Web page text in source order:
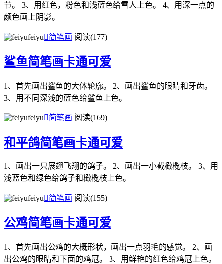
节。 3、用红色，粉色和浅蓝色给雪人上色。 4、用深一点的
颜色画上阴影。
feiyu简笔画 阅读(177)
鲨鱼简笔画卡通可爱
1、首先画出鲨鱼的大体轮廓。 2、画出鲨鱼的眼睛和牙齿。
3、用不同深浅的蓝色给鲨鱼上色。
feiyu简笔画 阅读(169)
和平鸽简笔画卡通可爱
1、画出一只展翅飞翔的鸽子。 2、画出一小截橄榄枝。 3、用
浅蓝色和绿色给鸽子和橄榄枝上色。
feiyu简笔画 阅读(155)
公鸡简笔画卡通可爱
1、首先画出公鸡的大概形状，画出一点羽毛的感觉。 2、画
出公鸡的眼睛和下面的鸡冠。 3、用鲜艳的红色给鸡冠上色。